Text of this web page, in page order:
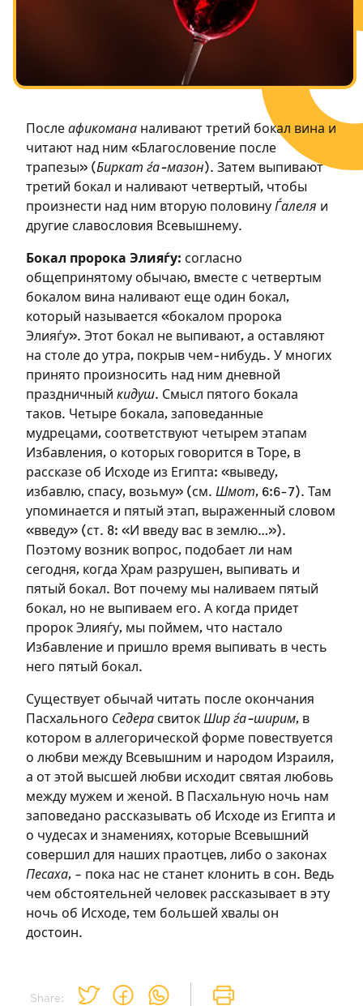
Посты в память о разрушенном Храме
Share:
После афикомана наливают третий бокал вина и
читают над ним «Благословение после
трапезы» (Биркат ѓа-мазон). Затем выпивают
третий бокал и наливают четвертый, чтобы
произнести над ним вторую половину Ѓалеля и
другие славословия Всевышнему.
Бокал пророка Элияѓу: согласно
общепринятому обычаю, вместе с четвертым
бокалом вина наливают еще один бокал,
который называется «бокалом пророка
Элияѓу». Этот бокал не выпивают, а оставляют
на столе до утра, покрыв чем-нибудь. У многих
принято произносить над ним дневной
праздничный кидуш. Смысл пятого бокала
таков. Четыре бокала, заповеданные
мудрецами, соответствуют четырем этапам
Избавления, о которых говорится в Торе, в
рассказе об Исходе из Египта: «выведу,
избавлю, спасу, возьму» (см. Шмот, 6:6-7). Там
упоминается и пятый этап, выраженный словом
«введу» (ст. 8: «И введу вас в землю…»).
Поэтому возник вопрос, подобает ли нам
сегодня, когда Храм разрушен, выпивать и
пятый бокал. Вот почему мы наливаем пятый
бокал, но не выпиваем его. А когда придет
пророк Элияѓу, мы поймем, что настало
Избавление и пришло время выпивать в честь
него пятый бокал.
Существует обычай читать после окончания
Пасхального Седера свиток Шир ѓа-ширим, в
котором в аллегорической форме повествуется
о любви между Всевышним и народом Израиля,
а от этой высшей любви исходит святая любовь
между мужем и женой. В Пасхальную ночь нам
заповедано рассказывать об Исходе из Египта и
о чудесах и знамениях, которые Всевышний
совершил для наших праотцев, либо о законах
Песаха, – пока нас не станет клонить в сон. Ведь
чем обстоятельней человек рассказывает в эту
ночь об Исходе, тем большей хвалы он
достоин.
Зарегистрироваться
на сайте
Чтобы делать пометки на сайте,
необходимо зарегистрироваться.
Подписаться Войти